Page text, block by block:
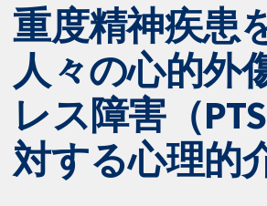
重度精神疾患
人々の心的外
レス障害（
対する心理的